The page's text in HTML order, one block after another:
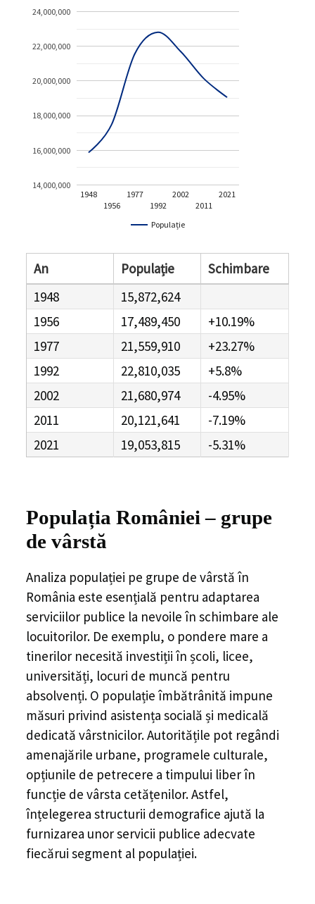
Populație
1948
1956
1977
1992
2002
2011
2021
14,000,000
16,000,000
18,000,000
20,000,000
22,000,000
24,000,000
An Populație
Schimbare
1948
15,872,624
1956
17,489,450
+10.19%
1977
21,559,910
+23.27%
1992
22,810,035
+5.8%
2002
21,680,974
-4.95%
2011
20,121,641
-7.19%
2021
19,053,815 -5.31%
Populația României – grupe
de vârstă
Analiza populației pe grupe de vârstă în
România este esențială pentru adaptarea
serviciilor publice la nevoile în schimbare ale
locuitorilor. De exemplu, o pondere mare a
tinerilor necesită investiții în școli, licee,
universități, locuri de muncă pentru
absolvenți. O populație îmbătrânită impune
măsuri privind asistența socială și medicală
dedicată vârstnicilor. Autoritățile pot regândi
amenajările urbane, programele culturale,
opțiunile de petrecere a timpului liber în
funcție de vârsta cetățenilor. Astfel,
înțelegerea structurii demografice ajută la
furnizarea unor servicii publice adecvate
fiecărui segment al populației.